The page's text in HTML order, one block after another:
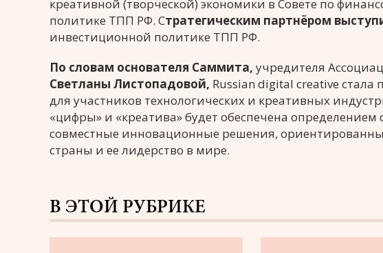
креативной (творческой) экономики в Совете по
политике ТПП РФ. Стратегическим партнёром
инвестиционной политике ТПП РФ.
По словам основателя Саммита, учредителя
Светланы Листопадовой, Russian digital creative
для участников технологических и креативных
«цифры» и «креатива» будет обеспечена
совместные инновационные решения,
страны и ее лидерство в мире.
В ЭТОЙ РУБРИКЕ